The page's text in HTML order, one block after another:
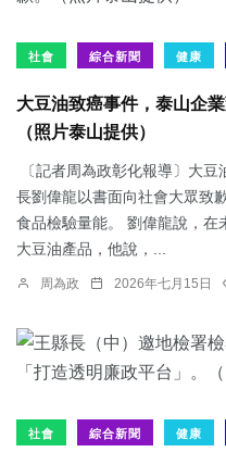
社會 綜合新聞 健康
大豆油致癌事件，泰山企
（照片泰山提供）
〔記者周為政彰化報導〕大
長劉偉龍以書面向社會大眾致
食品檢驗量能。 劉偉龍說，在
大豆油產品，他說，...
周為政 2026年七月15日
社會 綜合新聞 健康